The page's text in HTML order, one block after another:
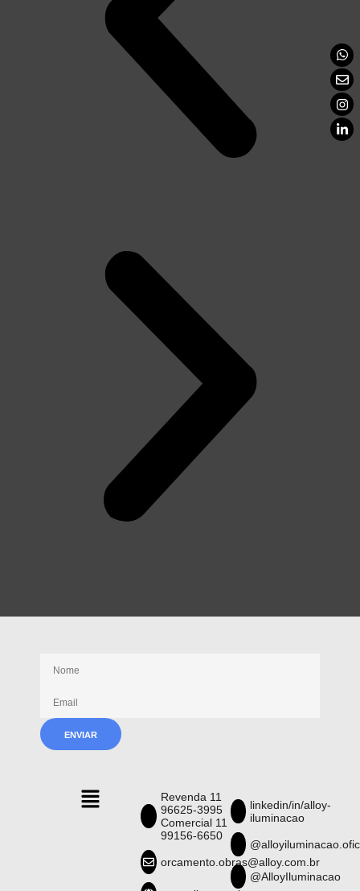
Revenda 11
96625-3995
Comercial 11
99156-6650
orcamento.obras@alloy.com.br
linkedin/in/alloy-
iluminacao
@AlloyIluminacao